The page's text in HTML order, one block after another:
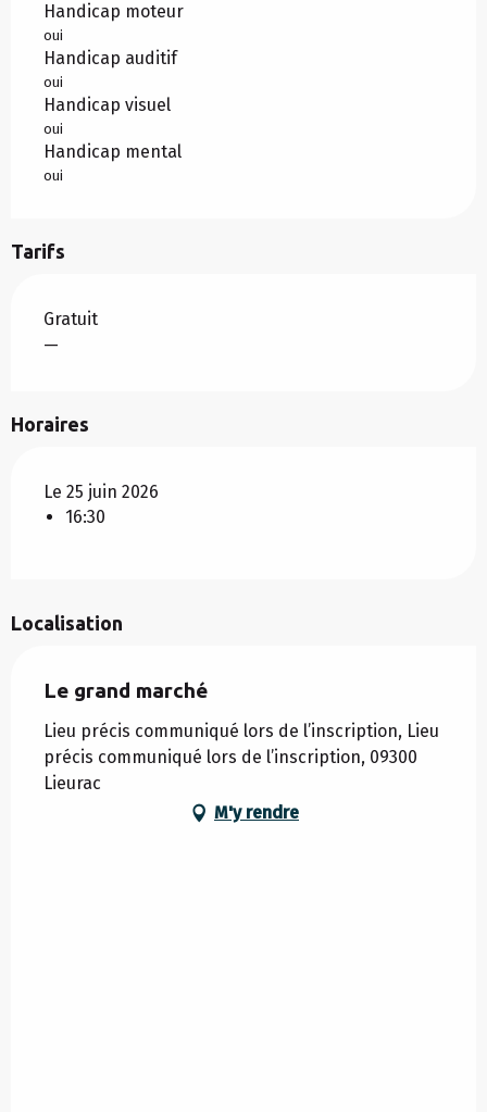
Handicap moteur
oui
Handicap auditif
oui
Handicap visuel
oui
Handicap mental
oui
Tarifs
Gratuit
—
Horaires
Le 25 juin 2026
16:30
Localisation
Le grand marché
Lieu précis communiqué lors de l’inscription, Lieu
précis communiqué lors de l’inscription, 09300
Lieurac
M'y rendre